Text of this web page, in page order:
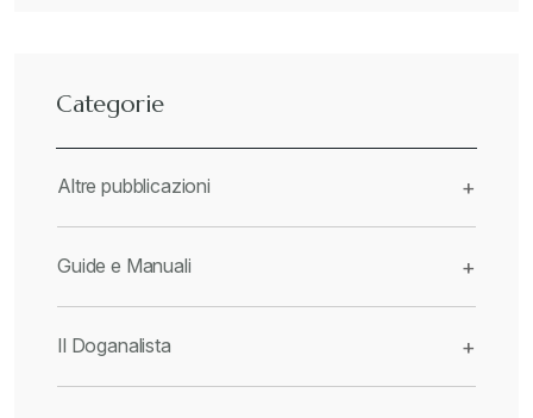
Categorie
Altre pubblicazioni +
Guide e Manuali +
Il Doganalista +